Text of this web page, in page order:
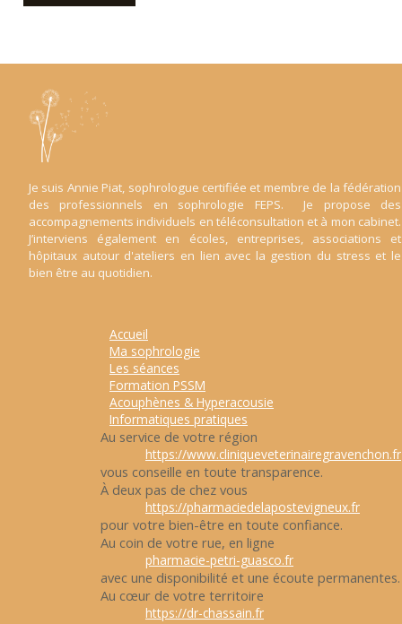
Je suis Annie Piat, sophrologue certifiée et membre de la fédération
des professionnels en sophrologie FEPS. Je propose des
accompagnements individuels en téléconsultation et à mon cabinet.
J’interviens également en écoles, entreprises, associations et
hôpitaux autour d'ateliers en lien avec la gestion du stress et le
bien être au quotidien.
Accueil
Ma sophrologie
Les séances
Formation PSSM
Acouphènes & Hyperacousie
Informatiques pratiques
Au service de votre région
https://www.cliniqueveterinairegravenchon.fr
vous conseille en toute transparence.
À deux pas de chez vous
https://pharmaciedelapostevigneux.fr
pour votre bien-être en toute confiance.
Au coin de votre rue, en ligne
pharmacie-petri-guasco.fr
avec une disponibilité et une écoute permanentes.
Au cœur de votre territoire
https://dr-chassain.fr